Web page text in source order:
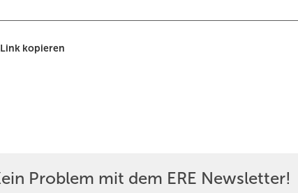
Link kopieren
Problem mit dem ERE Newsletter!